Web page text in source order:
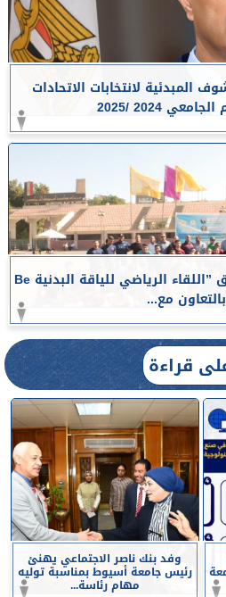
المبدئية لانتخابات الاتحادات
2024 /2025
جامعة أسيوط تشهد انطلاق ”اللقاء الرياضي للياقة البدنية Be
قراءة
وفد بنك ناصر الاجتماعي يهنئ
رئيس جامعة أسيوط بمناسبة توليه
مهام رئاسة...